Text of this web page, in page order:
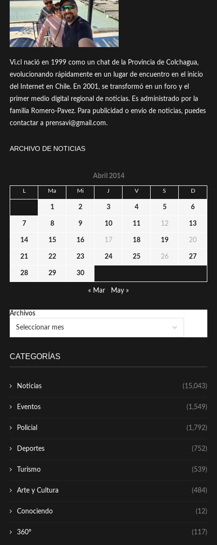
Vi.cl nació en 1999 como un chat de la Provincia de Colchagua,
evolucionando rápidamente en un lugar de encuentro en el inicio
del Internet en Chile. En 2001, se transformó en un foro y el
primer medio digital regional de noticias. Es administrado por la
familia Romero-Pavez. Para publicidad o envío de noticias, puedes
contactar a prensavi@gmail.com.
ARCHIVO DE NOTICIAS
Abril 2014
L Ma Mi J V S D
1 2 3 4 5 6
7 8 9 10 11 12 13
14 15 16 17 18 19 20
21 22 23 24 25 26 27
28 29 30
« Mar May »
Archivos
CATEGORÍAS
Noticias (15,043)
Eventos (1,549)
Policial (1,792)
Deportes (752)
Turismo (539)
Arte y Cultura (484)
Conociendo (12)
360º (117)